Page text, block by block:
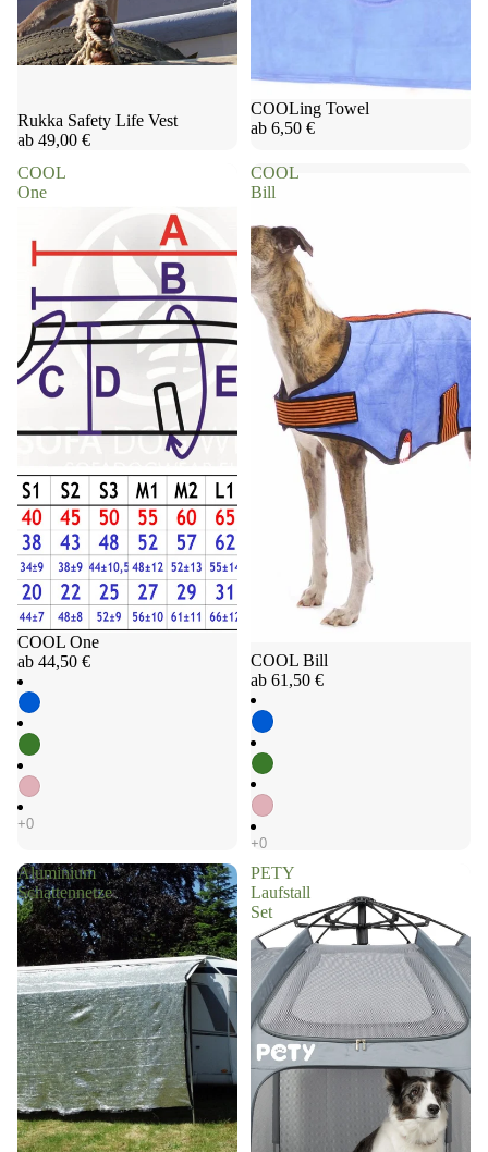
Rukka Safety Life Vest
ab 49,00 €
COOLing Towel
ab 6,50 €
COOL
One
COOL One
ab 44,50 €
COOL
Bill
COOL Bill
ab 61,50 €
Aluminium
Schattennetze
PETY
Laufstall
Set